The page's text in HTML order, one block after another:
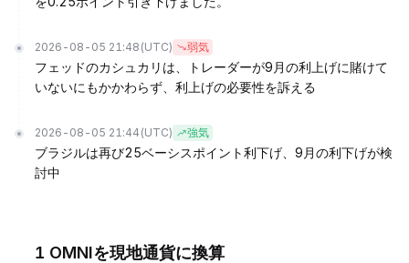
2026-08-05 21:48 (UTC) 弱気
フェッドのカシュカリは、トレーダーが9月の利上げに賭けて
いないにもかかわらず、利上げの必要性を訴える
2026-08-05 21:44 (UTC) 強気
ブラジルは再び25ベーシスポイント利下げ、9月の利下げが検
討中
1 OMNIを現地通貨に換算